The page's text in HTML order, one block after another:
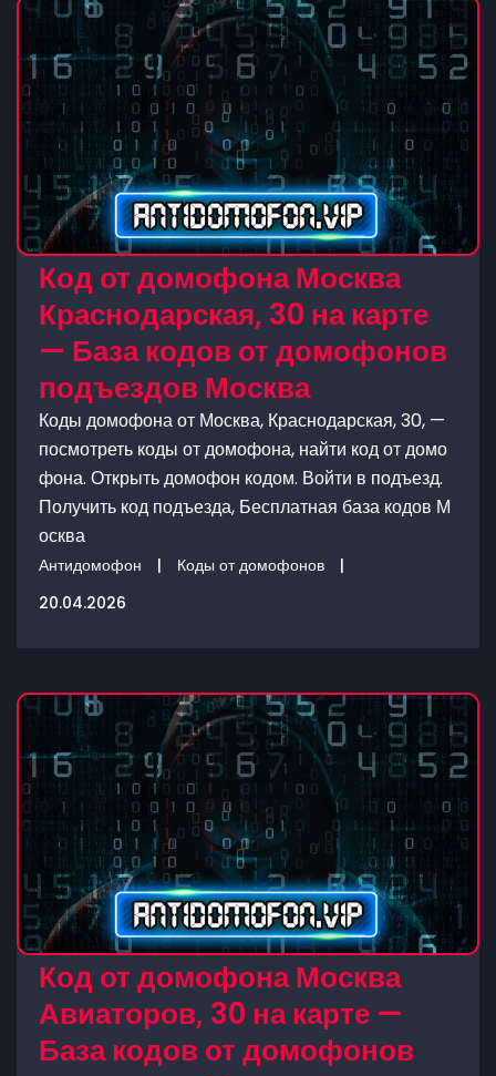
Код от домофона Москва
Краснодарская, 30 на карте
— База кодов от домофонов
подъездов Москва
Коды домофона от Москва, Краснодарская, 30, —
посмотреть коды от домофона, найти код от домо
фона. Открыть домофон кодом. Войти в подъезд.
Получить код подъезда, Бесплатная база кодов М
осква
Антидомофон | Коды от домофонов
|
20.04.2026
Код от домофона Москва
Авиаторов, 30 на карте —
База кодов от домофонов